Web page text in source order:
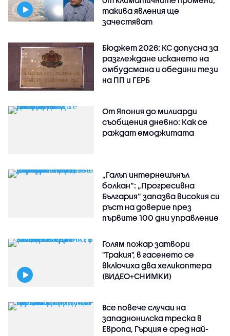
такива явления ще
зачестяват
Бюджет 2026: КС допусна за
разглеждане искането на
омбудсмана и обедини тези
на ПП и ГЕРБ
От Япония до милиарди
съобщения дневно: Как се
раждат емоджитата
„Галъп интернешънъл
болкан“: „Прогресивна
България“ запазва високия си
ръст на доверие през
първите 100 дни управление
Голям пожар затвори
"Тракия", в гасенето се
включиха два хеликоптера
(ВИДЕО+СНИМКИ)
Все повече случаи на
западнонилска треска в
Европа, Гърция е сред най-